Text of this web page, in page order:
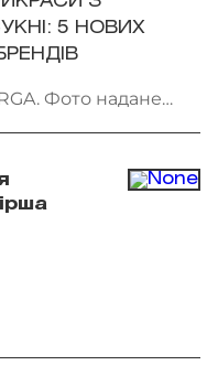
5 НОВИХ
Фото надане